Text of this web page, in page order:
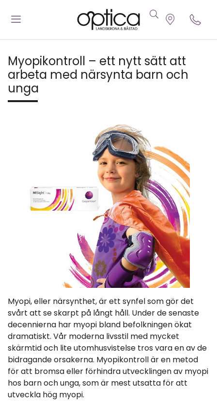
Myopikontroll – ett nytt sätt att
arbeta med närsynta barn och
unga
Myopi, eller närsynthet, är ett synfel som gör det
svårt att se skarpt på långt håll. Under de senaste
decennierna har myopi bland befolkningen ökat
dramatiskt. Vår moderna livsstil med mycket
skärmtid och lite utomhusvistelse tros vara en av de
bidragande orsakerna. Myopikontroll är en metod
för att bromsa eller förhindra utvecklingen av myopi
hos barn och unga, som är mest utsatta för att
utveckla hög myopi.